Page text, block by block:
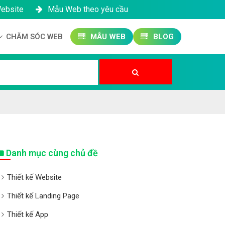
Mẫu Web theo yêu cầu
CHĂM SÓC WEB MẪU WEB BLOG
Danh mục cùng chủ đề
Thiết kế Website
Thiết kế Landing Page
Thiết kế App